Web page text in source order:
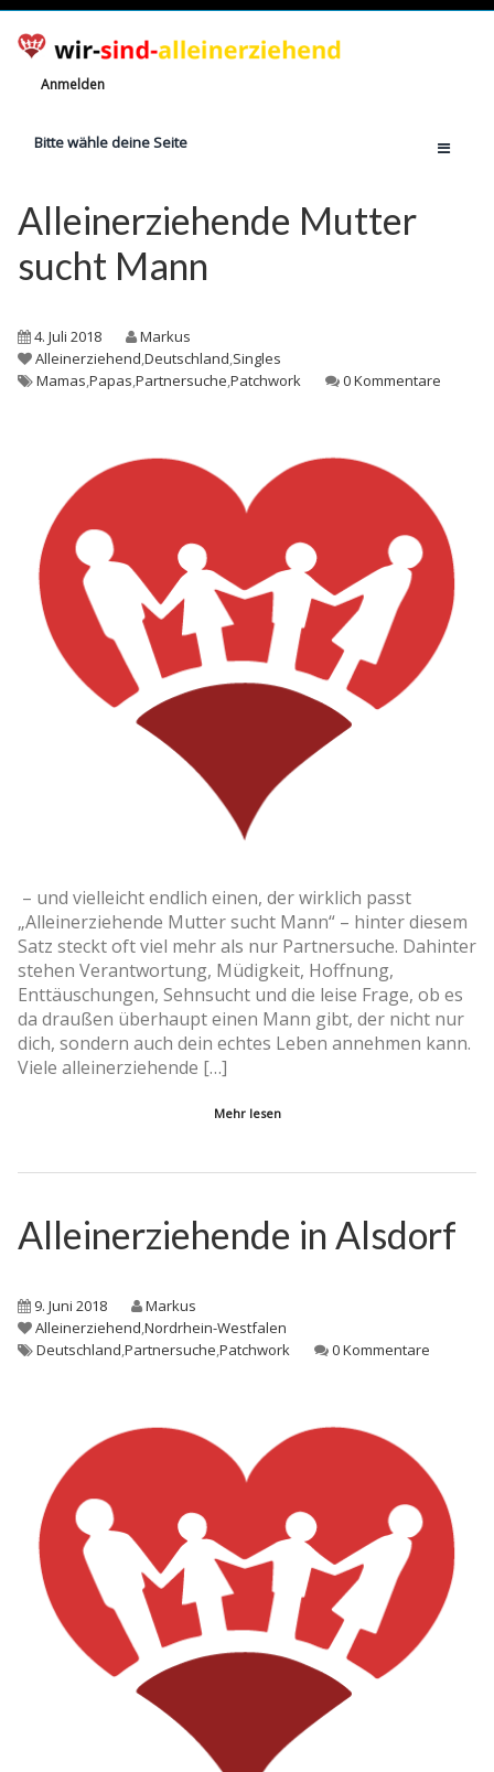
Anmelden
Bitte wähle deine Seite
Jetzt registrieren!
Ratgeber
Finanzielle Hilfe
Witze
Alleinerziehende Mutter
sucht Mann
4. Juli 2018
Markus
Alleinerziehend,Deutschland,Singles
Mamas,Papas,Partnersuche,Patchwork 0 Kommentare
– und vielleicht endlich einen, der wirklich passt
„Alleinerziehende Mutter sucht Mann“ – hinter diesem
Satz steckt oft viel mehr als nur Partnersuche. Dahinter
stehen Verantwortung, Müdigkeit, Hoffnung,
Enttäuschungen, Sehnsucht und die leise Frage, ob es
da draußen überhaupt einen Mann gibt, der nicht nur
dich, sondern auch dein echtes Leben annehmen kann.
Viele alleinerziehende […]
Mehr lesen
Alleinerziehende in Alsdorf
9. Juni 2018
Markus
Alleinerziehend,Nordrhein-Westfalen
Deutschland,Partnersuche,Patchwork 0 Kommentare